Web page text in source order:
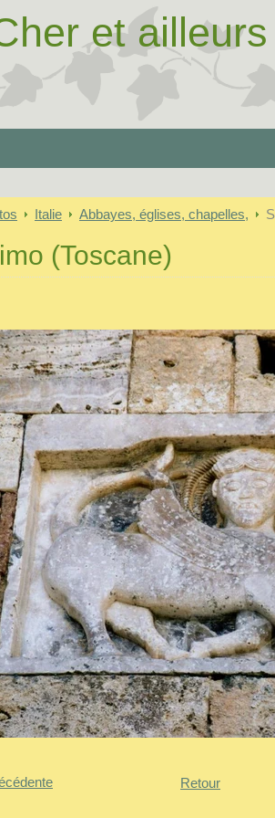
et ailleurs
Italie Abbayes, églises, chapelles,
(Toscane)
Retour